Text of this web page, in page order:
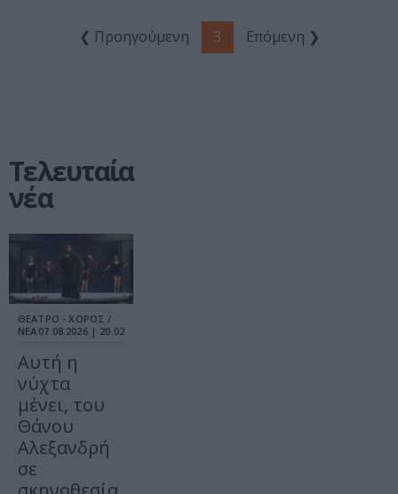
❮ Προηγούμενη 3 Επόμενη ❯
Τελευταία
νέα
ΘΕΑΤΡΟ - ΧΟΡΟΣ /
ΝΕΑ 07.08.2026 | 20.02
Αυτή η
νύχτα
μένει, του
Θάνου
Αλεξανδρή
σε